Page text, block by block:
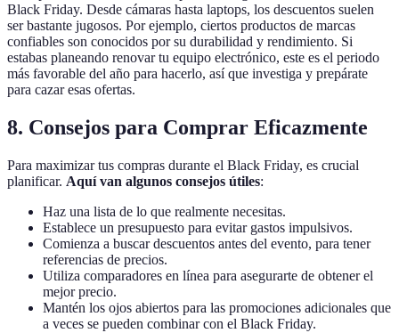
Black Friday. Desde cámaras hasta laptops, los descuentos suelen
ser bastante jugosos. Por ejemplo, ciertos productos de marcas
confiables son conocidos por su durabilidad y rendimiento. Si
estabas planeando renovar tu equipo electrónico, este es el periodo
más favorable del año para hacerlo, así que investiga y prepárate
para cazar esas ofertas.
8. Consejos para Comprar Eficazmente
Para maximizar tus compras durante el Black Friday, es crucial
planificar. Aquí van algunos consejos útiles:
Haz una lista de lo que realmente necesitas.
Establece un presupuesto para evitar gastos impulsivos.
Comienza a buscar descuentos antes del evento, para tener
referencias de precios.
Utiliza comparadores en línea para asegurarte de obtener el
mejor precio.
Mantén los ojos abiertos para las promociones adicionales que
a veces se pueden combinar con el Black Friday.